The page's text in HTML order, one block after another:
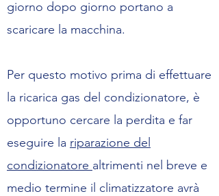
giorno dopo giorno portano a
scaricare la macchina.
Per questo motivo prima di effettuare
la ricarica gas del condizionatore, è
opportuno cercare la perdita e far
eseguire la riparazione del
condizionatore altrimenti nel breve e
medio termine il climatizzatore avrà